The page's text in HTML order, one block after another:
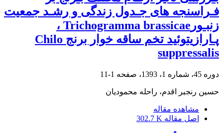
فـراسنجه‏ های جـدول زندگی و رشـد جمعیت
زنبـورTrichogramma brassicae ،
پـارازیتوئید تخم ساقه ‏خوار برنج Chilo
suppressalis
دوره 45، شماره 1، 1393، صفحه 1-11
حسین رنجبر اقدم، راحله محمودیان
مشاهده مقاله
اصل مقاله 302.7 K